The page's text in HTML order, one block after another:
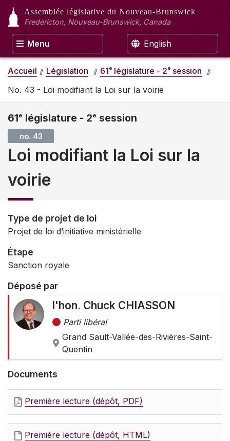
Assemblée législative du Nouveau-Brunswick
Fredericton, Nouveau-Brunswick, Canada
Menu English
Accueil Législation 61e législature - 2e session
No. 43 - Loi modifiant la Loi sur la voirie
61e législature - 2e session
no. 43
Loi modifiant la Loi sur la
voirie
Type de projet de loi
Projet de loi d’initiative ministérielle
Étape
Sanction royale
Déposé par
l'hon. Chuck CHIASSON
Parti libéral
Grand Sault-Vallée-des-Rivières-Saint-
Quentin
Documents
Première lecture (dépôt, PDF)
Première lecture (dépôt, HTML)